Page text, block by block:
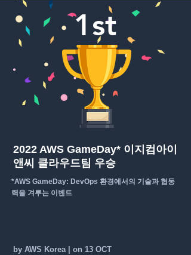
1st
2022 AWS GameDay* 이지컴아이
앤씨 클라우드팀 우승
by AWS Korea | on 13 OCT
*AWS GameDay: DevOps 환경에서의 기술과 협동
력을 겨루는 이벤트